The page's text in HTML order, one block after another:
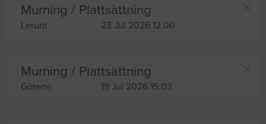
Murning / Plattsättning
Lerum 23 Jul 2026 12:00
Murning / Plattsättning
Götene 19 Jul 2026 15:03